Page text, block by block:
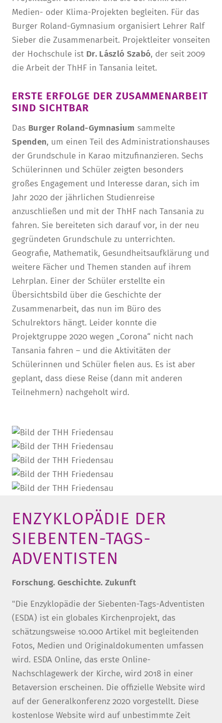
Medien- oder Klima-Projekten begleiten. Für das
Burger Roland-Gymnasium organisiert Lehrer Ralf
Sieber die Zusammenarbeit. Projektleiter vonseiten
der Hochschule ist Dr. László Szabó, der seit 2009
die Arbeit der ThHF in Tansania leitet.
ERSTE ERFOLGE DER ZUSAMMENARBEIT
SIND SICHTBAR
Das Burger Roland-Gymnasium sammelte
Spenden, um einen Teil des Administrationshauses
der Grundschule in Karao mitzufinanzieren. Sechs
Schülerinnen und Schüler zeigten besonders
großes Engagement und Interesse daran, sich im
Jahr 2020 der jährlichen Studienreise
anzuschließen und mit der ThHF nach Tansania zu
fahren. Sie bereiteten sich darauf vor, in der neu
gegründeten Grundschule zu unterrichten.
Geografie, Mathematik, Gesundheitsaufklärung und
weitere Fächer und Themen standen auf ihrem
Lehrplan. Einer der Schüler erstellte ein
Übersichtsbild über die Geschichte der
Zusammenarbeit, das nun im Büro des
Schulrektors hängt. Leider konnte die
Projektgruppe 2020 wegen „Corona“ nicht nach
Tansania fahren – und die Aktivitäten der
Schülerinnen und Schüler fielen aus. Es ist aber
geplant, dass diese Reise (dann mit anderen
Teilnehmern) nachgeholt wird.
ENZYKLOPÄDIE DER
SIEBENTEN-TAGS-
ADVENTISTEN
Forschung. Geschichte. Zukunft
"Die Enzyklopädie der Siebenten-Tags-Adventisten
(ESDA) ist ein globales Kirchenprojekt, das
schätzungsweise 10.000 Artikel mit begleitenden
Fotos, Medien und Originaldokumenten umfassen
wird. ESDA Online, das erste Online-
Nachschlagewerk der Kirche, wird 2018 in einer
Betaversion erscheinen. Die offizielle Website wird
auf der Generalkonferenz 2020 vorgestellt. Diese
kostenlose Website wird auf unbestimmte Zeit